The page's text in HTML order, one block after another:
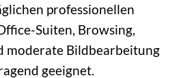
professionellen
Suiten, Browsing,
moderate Bildbearbeitung
geeignet.